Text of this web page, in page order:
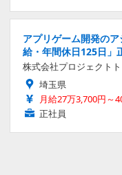
アプリゲーム開発の
給・年間休日125日」
株式会社プロジェクト
埼玉県
月給27万3,700円～
正社員